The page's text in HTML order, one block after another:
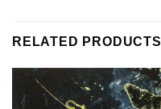
RELATED PRODUCTS